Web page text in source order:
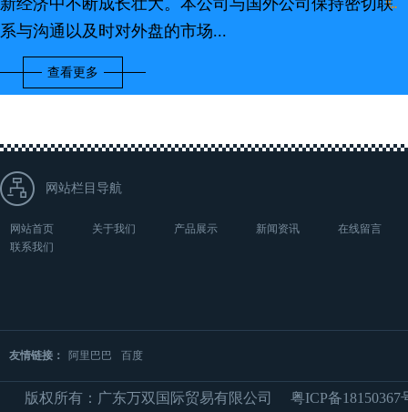
新经济中不断成长壮大。本公司与国外公司保持密切联
系与沟通以及时对外盘的市场...
查看更多
网站栏目导航
网站首页 关于我们 产品展示 新闻资讯
在线留言
联系我们
友情链接： 阿里巴巴 百度
版权所有：广东万双国际贸易有限公司 粤ICP备18150367